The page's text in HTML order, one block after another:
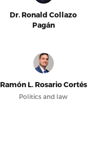
Dr. Ronald Collazo
Pagán
Ramón L. Rosario Cortés
Politics and law